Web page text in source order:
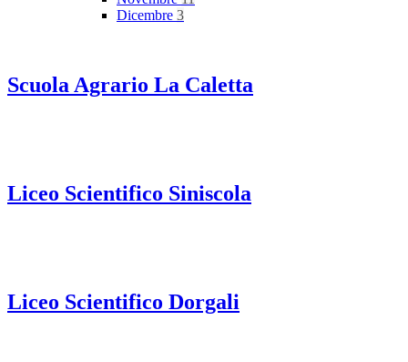
Dicembre 3
Scuola Agrario La Caletta
Liceo Scientifico Siniscola
Liceo Scientifico Dorgali